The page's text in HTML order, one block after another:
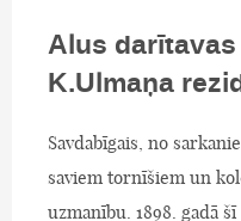
Alus
K.Ulmaņa
Savdabīgais, no
saviem tornīšiem un
uzmanību. 1898. gadā